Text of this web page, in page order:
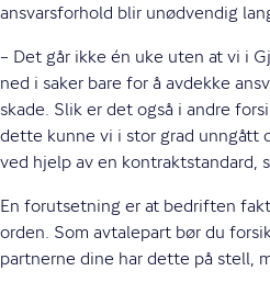
ansvarsforhold blir unødvendig
– Det går ikke én uke uten at vi i
ned i saker bare for å avdekke
skade. Slik er det også i andre
dette kunne vi i stor grad unngått
ved hjelp av en kontraktstandard,
En forutsetning er at bedriften
orden. Som avtalepart bør du
partnerne dine har dette på stell,